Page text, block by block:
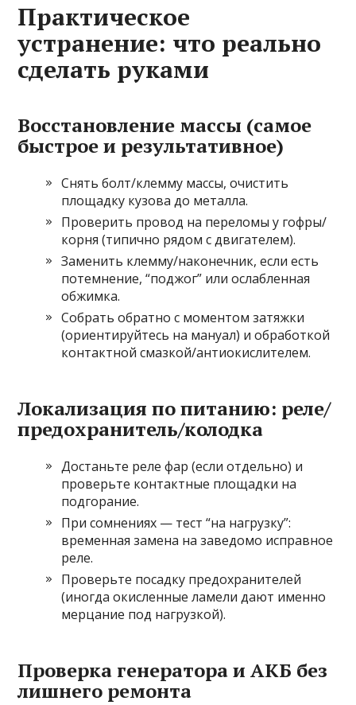
Практическое
устранение: что реально
сделать руками
Восстановление массы (самое
быстрое и результативное)
Снять болт/клемму массы, очистить
площадку кузова до металла.
Проверить провод на переломы у гофры/
корня (типично рядом с двигателем).
Заменить клемму/наконечник, если есть
потемнение, “поджог” или ослабленная
обжимка.
Собрать обратно с моментом затяжки
(ориентируйтесь на мануал) и обработкой
контактной смазкой/антиокислителем.
Локализация по питанию: реле/
предохранитель/колодка
Достаньте реле фар (если отдельно) и
проверьте контактные площадки на
подгорание.
При сомнениях — тест “на нагрузку”:
временная замена на заведомо исправное
реле.
Проверьте посадку предохранителей
(иногда окисленные ламели дают именно
мерцание под нагрузкой).
Проверка генератора и АКБ без
лишнего ремонта